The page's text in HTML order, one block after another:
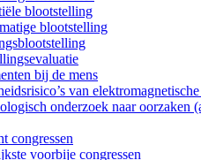
blootstelling
blootstelling
bij de mens
van
onderzoek naar oorzaken
congressen
voorbije congressen